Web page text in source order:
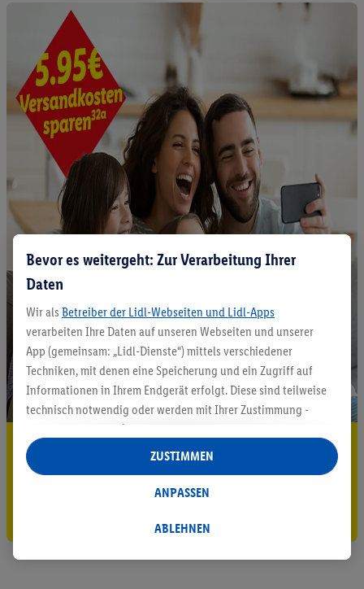
5.95 € Versand sparen³²ᵃ
Jetzt zum Newsletter anmelden
Bevor es weitergeht: Zur Verarbeitung Ihrer
Daten
Wir als Betreiber der Lidl-Webseiten und Lidl-Apps
verarbeiten Ihre Daten auf unseren Webseiten und unserer
App (gemeinsam: „Lidl-Dienste“) mittels verschiedener
Techniken, mit denen eine Speicherung und ein Zugriff auf
Informationen in Ihrem Endgerät erfolgt. Diese sind teilweise
technisch notwendig oder werden mit Ihrer Zustimmung -
auch durch Partner (u.a.
Verantwortliche; im Zusammenhang mit dem IAB TCF
insgesamt
Statistik-Erstellung oder für personalisierte Werbung
Datenverarbeitungen für personalisierte Werbung werden
ABLEHNEN
ANPASSEN
ZUSTIMMEN